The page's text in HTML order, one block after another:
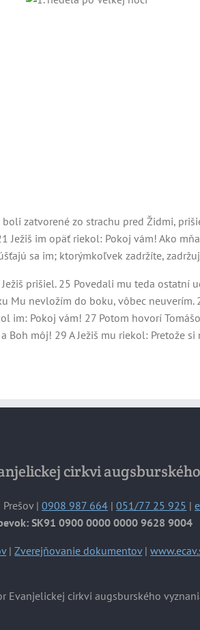
zatvorené zo strachu pred Židmi,
Ježiš im opäť riekol: Pokoj vám! Ako
sa im; ktorýmkoľvek zadržíte,
prišiel. 25 Povedali mu teda
nevložím do boku, vôbec
im: Pokoj vám! 27 Potom hovorí
Boh môj! 29 A Ježiš mu riekol: Pretože
cirkvi
|0908 987 664 |051/77 25 925 |
SK91 0900 0000 0000 9628 9004
|Zverejňovanie dokumentov|
Evanjelickej cirkvi augsburského